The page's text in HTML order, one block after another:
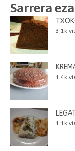
Sarrera
3.1k
1.4k
1.1k